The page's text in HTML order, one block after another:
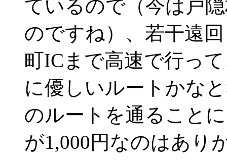
ているので（今は戸
のですね）、若干遠
町ICまで高速で行っ
に優しいルートかな
のルートを通ること
が1,000円なのはあり